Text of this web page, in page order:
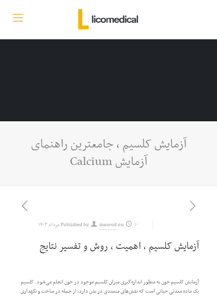
آزمایش کلسیم ، جامعترین راهنمای
آزمایش Calcium
Published by masoudon ۱۰ مرداد ۱۴۰۳
آزمایش کلسیم ، اهمیت ، روش و تفسیر نتایج
آزمایش کلسیم خون به منظور اندازه‌گیری میزان کلسیم موجود در خون انجام می‌شود. کلسیم
یک ماده معدنی حیاتی است که نقش‌های متعددی در بدن دارد، از جمله در ساخت و نگهداری